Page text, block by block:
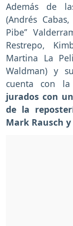
Además de
(Andrés
Pibe’’
Restrepo,
Martina La
Waldman) y
cuenta con
jurados con
de la
Mark Rausch y